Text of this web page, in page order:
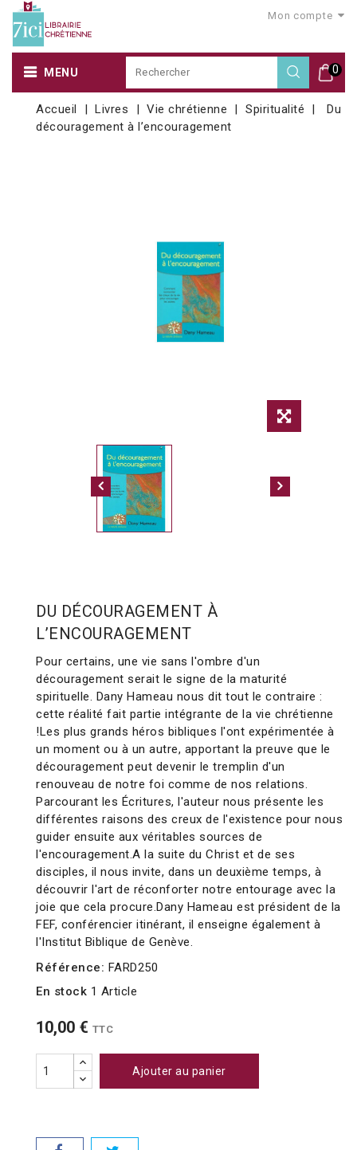
Mon compte
0
MENU
Accueil Livres Vie chrétienne Spiritualité
Du
découragement à l’encouragement
DU DÉCOURAGEMENT À
L’ENCOURAGEMENT
Pour certains, une vie sans l'ombre d'un
découragement serait le signe de la maturité
spirituelle. Dany Hameau nous dit tout le contraire :
cette réalité fait partie intégrante de la vie chrétienne
!Les plus grands héros bibliques l'ont expérimentée à
un moment ou à un autre, apportant la preuve que le
découragement peut devenir le tremplin d'un
renouveau de notre foi comme de nos relations.
Parcourant les Écritures, l'auteur nous présente les
différentes raisons des creux de l'existence pour nous
guider ensuite aux véritables sources de
l'encouragement.A la suite du Christ et de ses
disciples, il nous invite, dans un deuxième temps, à
découvrir l'art de réconforter notre entourage avec la
joie que cela procure.Dany Hameau est président de la
FEF, conférencier itinérant, il enseigne également à
l'Institut Biblique de Genève.
Référence: FARD250
En stock 1 Article
10,00 € TTC
Ajouter au panier